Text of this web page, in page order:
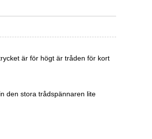
är för högt är tråden för kort
den stora trådspännaren lite